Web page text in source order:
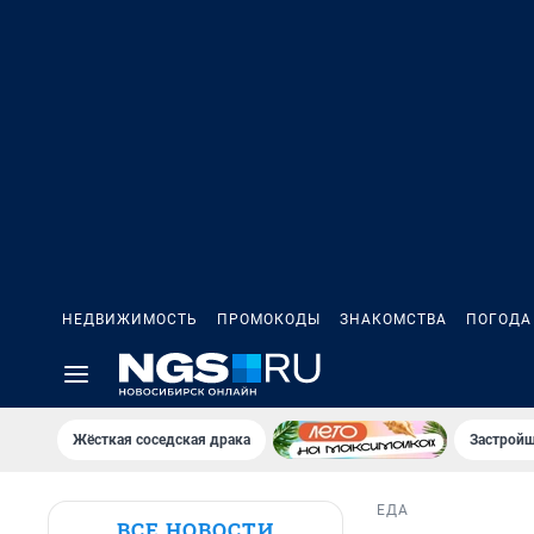
НЕДВИЖИМОСТЬ ПРОМОКОДЫ ЗНАКОМСТВА ПОГОДА
Жёсткая соседская драка
ЕДА